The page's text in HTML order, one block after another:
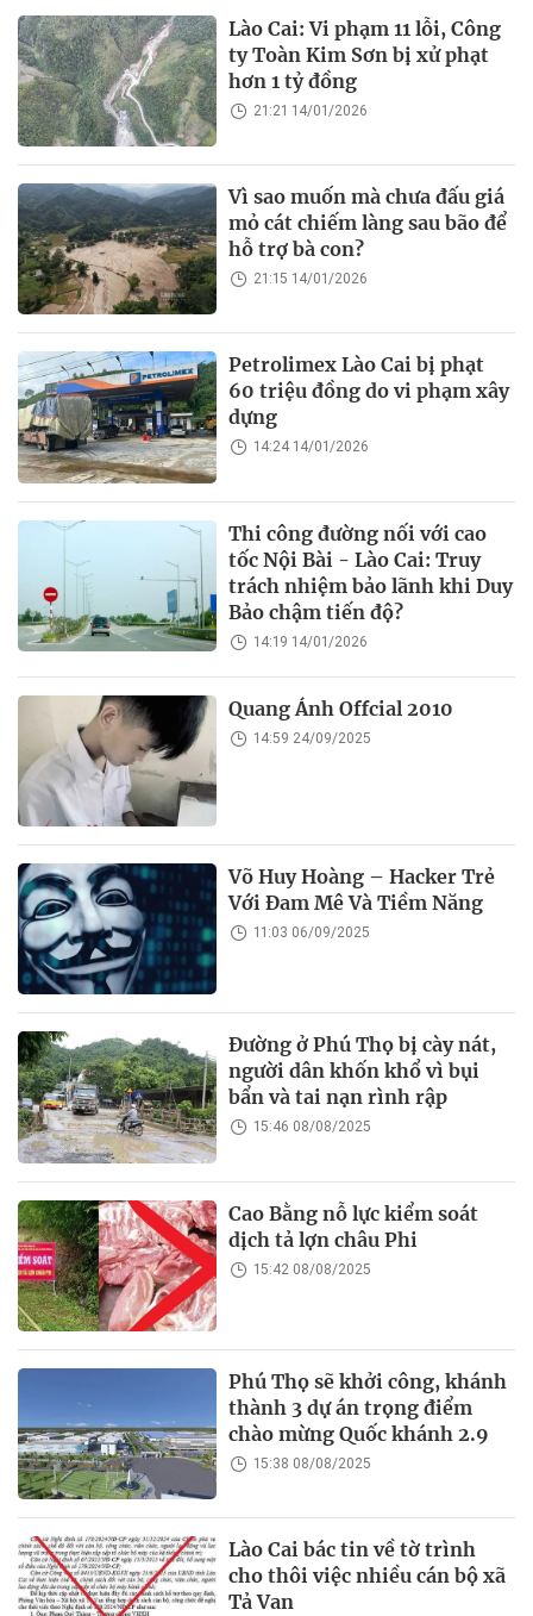
Lào Cai: Vi phạm 11 lỗi, Công
ty Toàn Kim Sơn bị xử phạt
hơn 1 tỷ đồng
21:21 14/01/2026
Vì sao muốn mà chưa đấu giá
mỏ cát chiếm làng sau bão để
hỗ trợ bà con?
21:15 14/01/2026
Petrolimex Lào Cai bị phạt
60 triệu đồng do vi phạm xây
dựng
14:24 14/01/2026
Thi công đường nối với cao
tốc Nội Bài - Lào Cai: Truy
trách nhiệm bảo lãnh khi Duy
Bảo chậm tiến độ?
14:19 14/01/2026
Quang Ánh Offcial 2010
14:59 24/09/2025
Võ Huy Hoàng – Hacker Trẻ
Với Đam Mê Và Tiềm Năng
11:03 06/09/2025
Đường ở Phú Thọ bị cày nát,
người dân khốn khổ vì bụi
bẩn và tai nạn rình rập
15:46 08/08/2025
Cao Bằng nỗ lực kiểm soát
dịch tả lợn châu Phi
15:42 08/08/2025
Phú Thọ sẽ khởi công, khánh
thành 3 dự án trọng điểm
chào mừng Quốc khánh 2.9
15:38 08/08/2025
Lào Cai bác tin về tờ trình
cho thôi việc nhiều cán bộ xã
Tả Van